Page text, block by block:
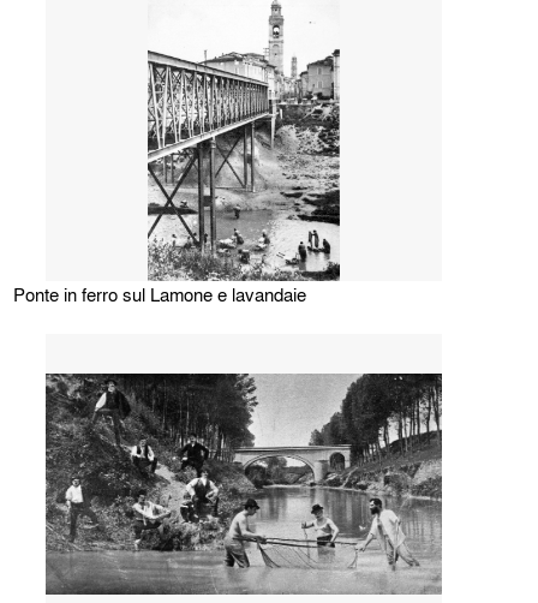
Ponte in ferro sul Lamone e lavandaie